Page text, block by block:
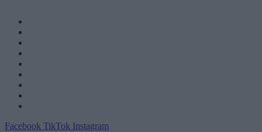
Facebook TikTok Instagram